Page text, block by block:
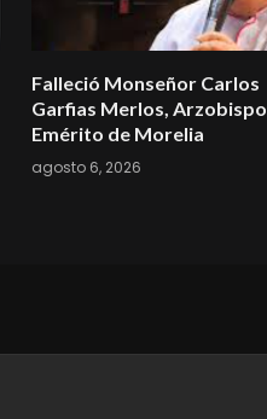
Falleció Monseñor Carlos
Garfias Merlos, Arzobispo
Emérito de Morelia
agosto 6, 2026